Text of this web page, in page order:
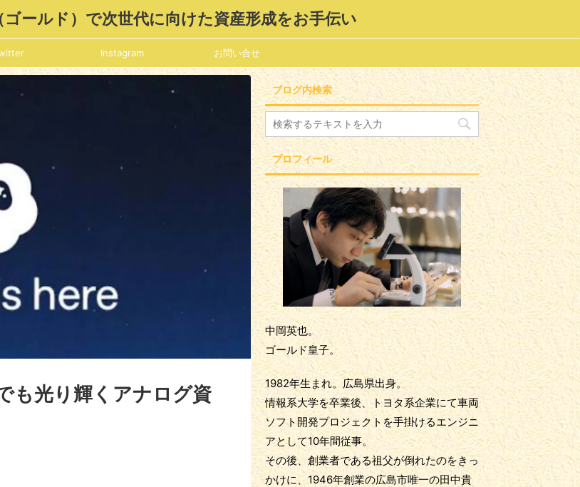
ールド）で次世代に向けた資産形成をお手伝い
Instagram お問い合せ
も光り輝くアナログ資
ブログ内検索
プロフィール
中岡英也。
ゴールド皇子。
1982年生まれ。広島県出身。
情報系大学を卒業後、トヨタ系企業にて車両
ソフト開発プロジェクトを手掛けるエンジニ
アとして10年間従事。
その後、創業者である祖父が倒れたのをきっ
かけに、1946年創業の広島市唯一の田中貴